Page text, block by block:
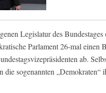
Legislatur des
Parlament 26-mal einen
ab.
die sogenannten „Demokraten“